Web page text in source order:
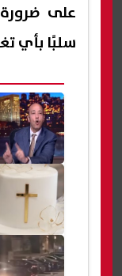
على
سلبًا بأي